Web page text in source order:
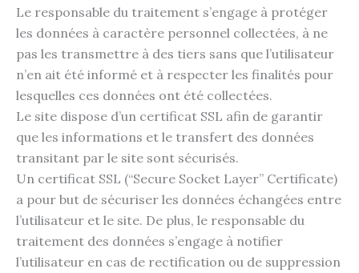
Le responsable du traitement s’engage à protéger
les données à caractère personnel collectées, à ne
pas les transmettre à des tiers sans que l’utilisateur
n’en ait été informé et à respecter les finalités pour
lesquelles ces données ont été collectées.
Le site dispose d’un certificat SSL afin de garantir
que les informations et le transfert des données
transitant par le site sont sécurisés.
Un certificat SSL (“Secure Socket Layer” Certificate)
a pour but de sécuriser les données échangées entre
l’utilisateur et le site. De plus, le responsable du
traitement des données s’engage à notifier
l’utilisateur en cas de rectification ou de suppression